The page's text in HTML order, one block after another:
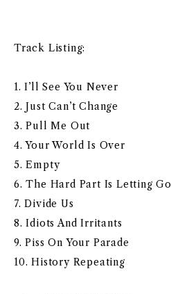
Track Listing:
1. I’ll See You Never
2. Just Can’t Change
3. Pull Me Out
4. Your World Is Over
5. Empty
6. The Hard Part Is Letting Go
7. Divide Us
8. Idiots And Irritants
9. Piss On Your Parade
10. History Repeating